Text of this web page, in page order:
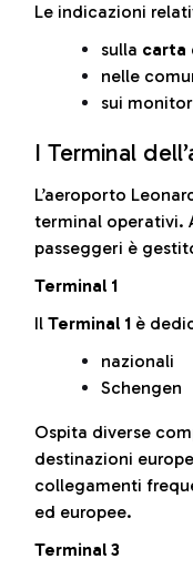
Le indicazioni
sulla carta
nelle
sui
I Terminal
L’aeroporto
terminal operativi.
passeggeri è
Terminal 1
Il Terminal 1 è
nazionali
Schengen
Ospita diverse
destinazioni
collegamenti
ed europee.
Terminal 3